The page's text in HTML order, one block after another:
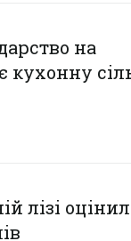
на
кухонну
лізі